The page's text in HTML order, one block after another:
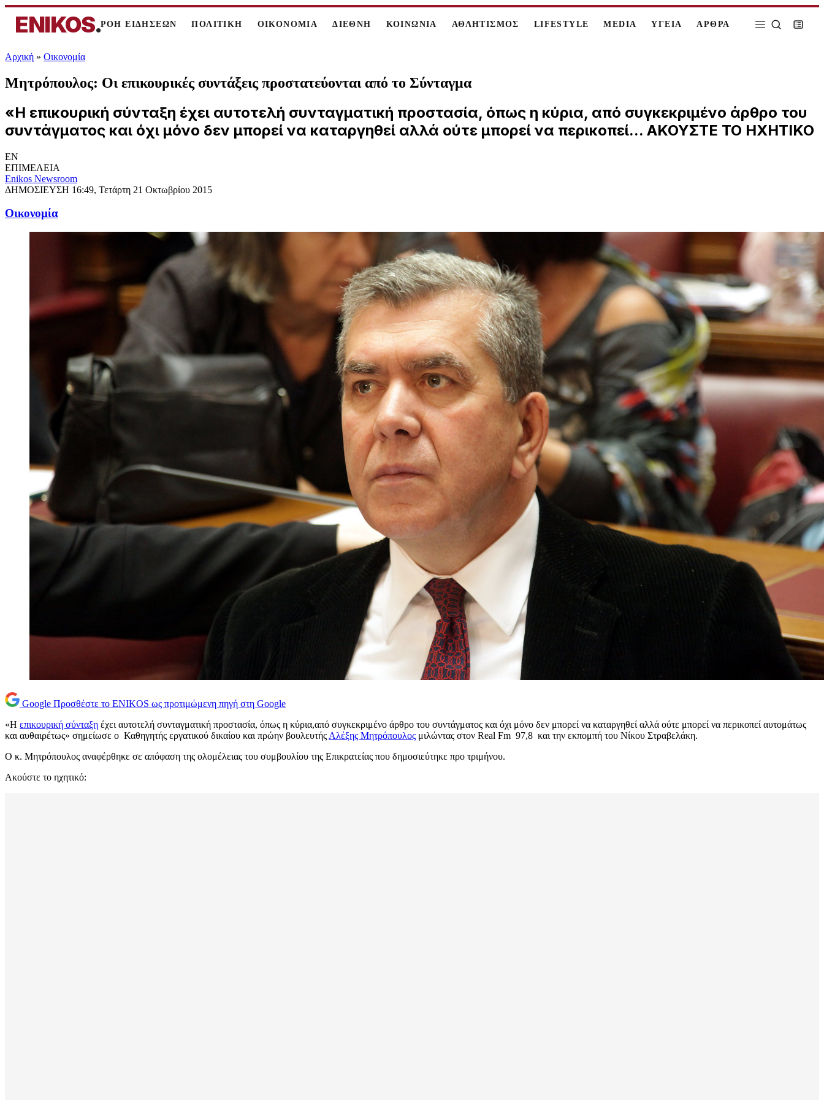
ENIKOS.ΡΟΗ ΕΙΔΗΣΕΩΝ ΠΟΛΙΤΙΚΗ ΟΙΚΟΝΟΜΙΑ ΔΙΕΘΝΗ ΚΟΙΝΩΝΙΑ ΑΘΛΗΤΙΣΜΟΣ LIFESTYLE MEDIA ΥΓΕΙΑ ΑΡΘΡΑ
Αρχική » Oικονομία
Μητρόπουλος: Οι επικουρικές συντάξεις προστατεύονται από το Σύνταγμα
«Η επικουρική σύνταξη έχει αυτοτελή συνταγματική προστασία, όπως η κύρια, από συγκεκριμένο άρθρο του
συντάγματος και όχι μόνο δεν μπορεί να καταργηθεί αλλά ούτε μπορεί να περικοπεί... ΑΚΟΥΣΤΕ ΤΟ ΗΧΗΤΙΚΟ
EN
ΕΠΙΜΕΛΕΙΑ
Enikos Newsroom
ΔΗΜΟΣΙΕΥΣΗ 16:49, Τετάρτη 21 Οκτωβρίου 2015
Oικονομία
Google Προσθέστε το ENIKOS ως προτιμώμενη πηγή στη Google
«Η επικουρική σύνταξη έχει αυτοτελή συνταγματική προστασία, όπως η κύρια,από συγκεκριμένο άρθρο του συντάγματος και όχι μόνο δεν μπορεί να καταργηθεί αλλά ούτε μπορεί να περικοπεί αυτομάτως
και αυθαιρέτως» σημείωσε ο Καθηγητής εργατικού δικαίου και πρώην βουλευτής Αλέξης Μητρόπουλος μιλώντας στον Real Fm 97,8 και την εκπομπή του Νίκου Στραβελάκη.
Ο κ. Μητρόπουλος αναφέρθηκε σε απόφαση της ολομέλειας του συμβουλίου της Επικρατείας που δημοσιεύτηκε προ τριμήνου.
Ακούστε το ηχητικό: